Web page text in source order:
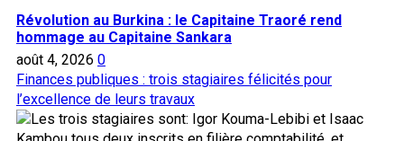
Révolution au Burkina : le Capitaine Traoré rend
hommage au Capitaine Sankara
août 4, 2026 0
Finances publiques : trois stagiaires félicités pour
l’excellence de leurs travaux